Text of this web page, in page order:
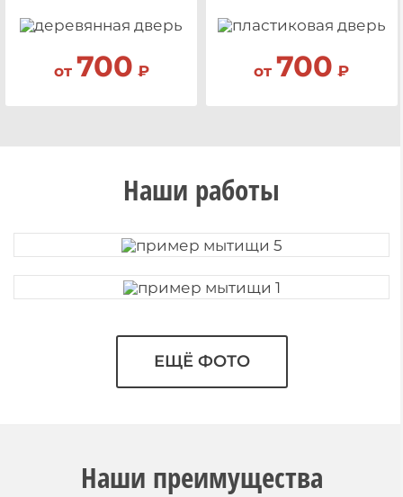
от 700 ₽ от 700 ₽
Наши работы
ЕЩЁ ФОТО
Наши преимущества